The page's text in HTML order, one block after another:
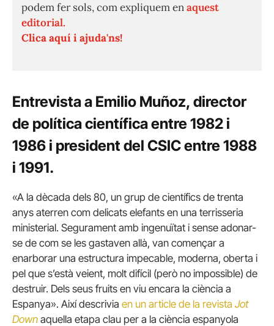
podem fer sols, com expliquem enaquest
editorial.
Clica aquí i ajuda'ns!
Entrevista a Emilio Muñoz, director
de política científica entre 1982 i
1986 i president del CSIC entre 1988
i 1991.
«A la dècada dels 80, un grup de científics de trenta
anys aterren com delicats elefants en una terrisseria
ministerial. Segurament amb ingenuïtat i sense adonar-
se de com se les gastaven allà, van començar a
enarborar una estructura impecable, moderna, oberta i
pel que s’està veient, molt difícil (però no impossible) de
destruir. Dels seus fruits en viu encara la ciència a
Espanya». Així descrivia en un article de la revista Jot
Down aquella etapa clau per a la ciència espanyola